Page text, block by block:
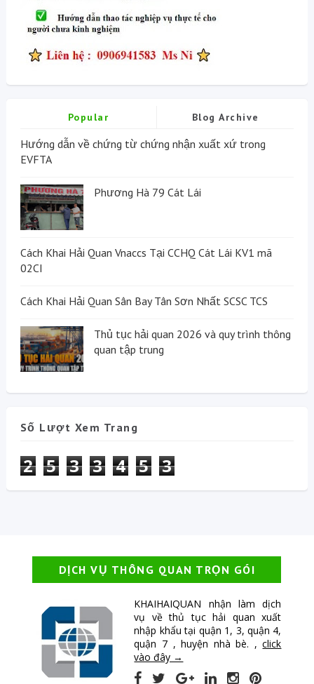
Popular Blog Archive
Hướng dẫn về chứng từ chứng nhận xuất xứ trong
EVFTA
Phương Hà 79 Cát Lái
Cách Khai Hải Quan Vnaccs Tại CCHQ Cát Lái KV1 mã
02CI
Cách Khai Hải Quan Sân Bay Tân Sơn Nhất SCSC TCS
Thủ tục hải quan 2026 và quy trình thông
quan tập trung
Số Lượt Xem Trang
2 5 3 3 4 5 3
DỊCH VỤ THÔNG QUAN TRỌN GÓI
KHAIHAIQUAN nhận làm dịch
vụ về thủ tục hải quan xuất
nhập khẩu tại quận 1, 3, quận 4,
quận 7 , huyện nhà bè. ,click
vào đây →